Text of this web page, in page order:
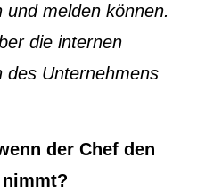
melden können.
die internen
des Unternehmens
der Chef den